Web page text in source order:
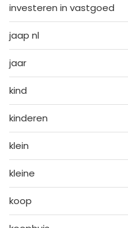
investeren in vastgoed
jaap nl
jaar
kind
kinderen
klein
kleine
koop